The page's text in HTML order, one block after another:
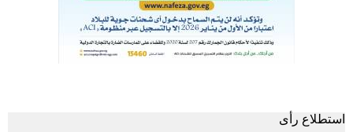
استطلاع رأى